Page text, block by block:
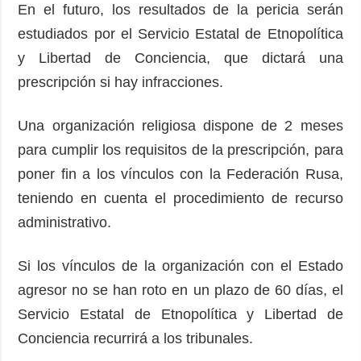
En el futuro, los resultados de la pericia serán
estudiados por el Servicio Estatal de Etnopolítica
y Libertad de Conciencia, que dictará una
prescripción si hay infracciones.
Una organización religiosa dispone de 2 meses
para cumplir los requisitos de la prescripción, para
poner fin a los vínculos con la Federación Rusa,
teniendo en cuenta el procedimiento de recurso
administrativo.
Si los vínculos de la organización con el Estado
agresor no se han roto en un plazo de 60 días, el
Servicio Estatal de Etnopolítica y Libertad de
Conciencia recurrirá a los tribunales.